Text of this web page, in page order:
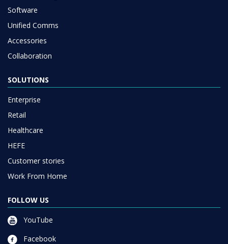
Software
Unified Comms
Accessories
Collaboration
SOLUTIONS
Enterprise
Retail
Healthcare
HEFE
Customer stories
Work From Home
FOLLOW US
YouTube
Facebook